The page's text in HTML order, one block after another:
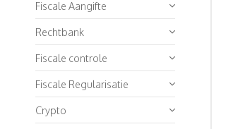
Fiscale Aangifte
Rechtbank
Fiscale controle
Fiscale Regularisatie
Crypto